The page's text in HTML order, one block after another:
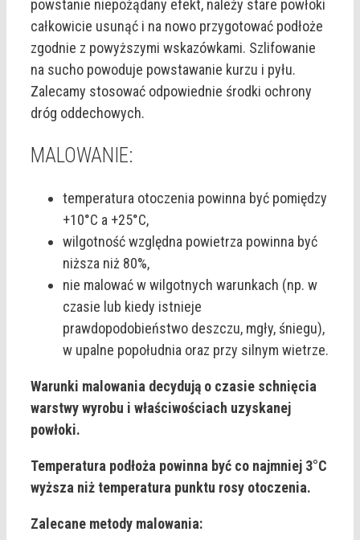
powstanie niepożądany efekt, należy stare powłoki
całkowicie usunąć i na nowo przygotować podłoże
zgodnie z powyższymi wskazówkami. Szlifowanie
na sucho powoduje powstawanie kurzu i pyłu.
Zalecamy stosować odpowiednie środki ochrony
dróg oddechowych.
MALOWANIE:
temperatura otoczenia powinna być pomiędzy
+10°C a +25°C,
wilgotność względna powietrza powinna być
niższa niż 80%,
nie malować w wilgotnych warunkach (np. w
czasie lub kiedy istnieje
prawdopodobieństwo deszczu, mgły, śniegu),
w upalne popołudnia oraz przy silnym wietrze.
Warunki malowania decydują o czasie schnięcia
warstwy wyrobu i właściwościach uzyskanej
powłoki.
Temperatura podłoża powinna być co najmniej 3°C
wyższa niż temperatura punktu rosy otoczenia.
Zalecane metody malowania: